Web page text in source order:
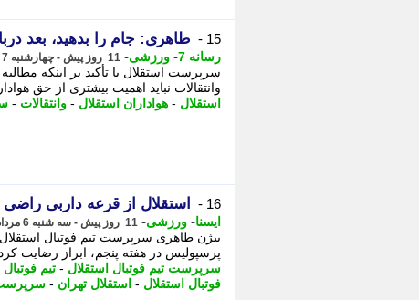
15 - طاهری: جام را بدهید، بعد
رسانه 7 - ورزشی- 11 روز پیش - چهارشنبه 7 مرداد 1405، 00:35
سرپرست استقلال با تأکید بر اینکه
وانتقالات نباید اهمیت بیشتری از حق
استقلال - هواداران استقلال - وانتقالات -
16 - استقلال از قرعه داربی
ایسنا- ورزشی- 11 روز پیش - سه شنبه 6 مرداد 1405، 18:30
بیژن طاهری سرپرست تیم فوتبال
پرسپولیس در هفته پنجم، ابراز رضایت
سرپرست تیم فوتبال استقلال - تیم
فوتبال استقلال - استقلال تهران -